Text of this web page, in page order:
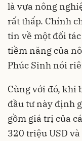
là vựa nông
rất thấp. Chính
tin về một đối
tiềm năng của
Phúc Sinh nói
Cùng với đó, khi
đầu tư này định
gồm giá trị của
320 triệu USD